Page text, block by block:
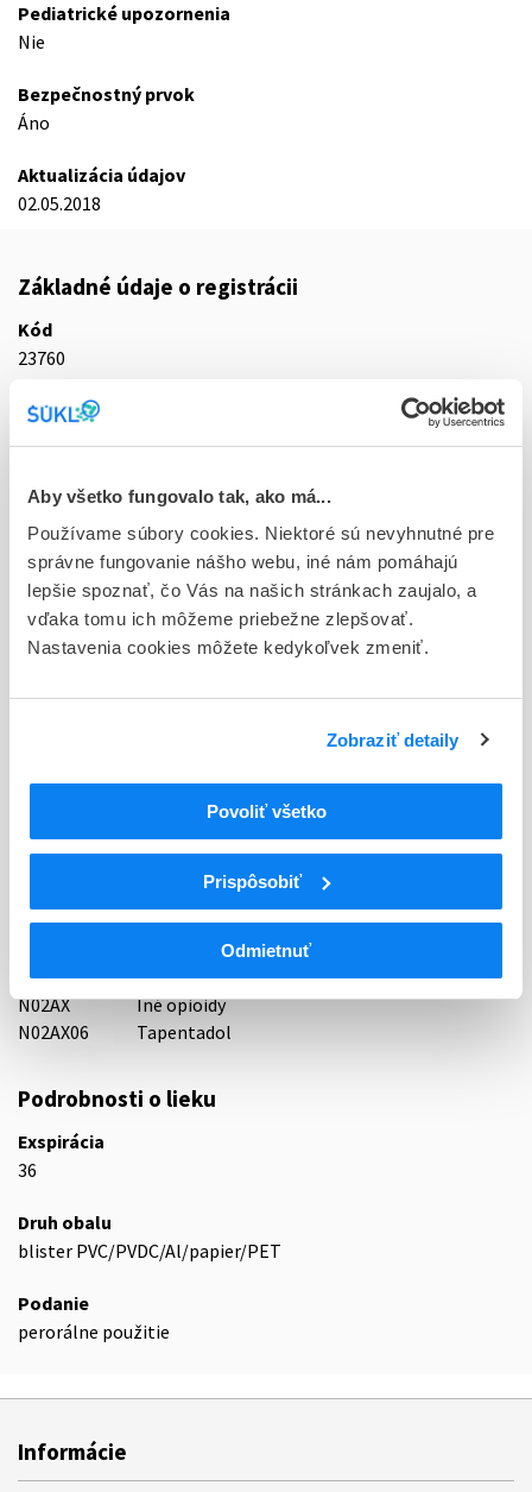
Aby všetko fungovalo tak, ako má...
Používame súbory cookies. Niektoré sú nevyhnutné pre
správne fungovanie nášho webu, iné nám pomáhajú
lepšie spoznať, čo Vás na našich stránkach zaujalo, a
vďaka tomu ich môžeme priebežne zlepšovať.
Nastavenia cookies môžete kedykoľvek zmeniť.
Zobraziť detaily
Povoliť všetko
Prispôsobiť
Odmietnuť
Pediatrické upozornenia
Nie
Bezpečnostný prvok
Áno
Aktualizácia údajov
02.05.2018
Základné údaje o registrácii
Kód
23760
Registračné číslo
Doplnok
Stav
D - Registrácia bez obmedzenia platnosti
Typ registračnej procedúry
65 - ANALGETICA - ANODYNA
N
Centrálna nervová sústava
Analgetiká
N02A
Opioidné analgetiká (anodyná)
N02AX
Iné opioidy
N02AX06
Tapentadol
Podrobnosti o lieku
Exspirácia
36
Druh obalu
blister PVC/PVDC/Al/papier/PET
Podanie
perorálne použitie
Informácie